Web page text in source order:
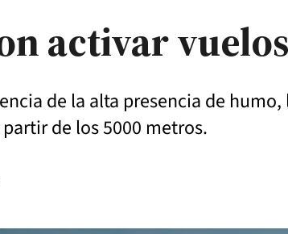
activar
de la alta presencia de
de los 5000 metros.